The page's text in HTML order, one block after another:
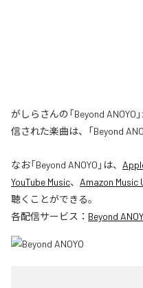
がしらさんの「Beyond
信された楽曲は、「Beyond
なお「Beyond ANOYO 」は、
YouTube Music、 Amazon Music
聴くことができる。
各配信サービス： Beyond